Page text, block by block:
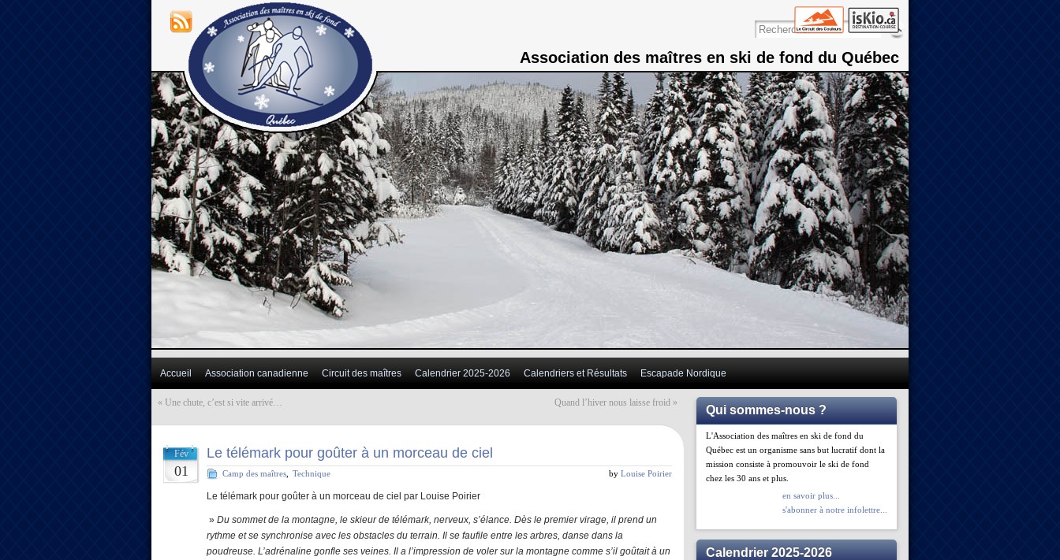
Association des maîtres en ski de fond du Québec
Accueil Association canadienne Circuit des maîtres Calendrier 2025-2026 Calendriers et Résultats Escapade Nordique
« Une chute, c’est si vite arrivé… Quand l’hiver nous laisse froid »
Fév
01
Le télémark pour goûter à un morceau de ciel
Camp des maîtres Technique by Louise Poirier
Le télémark pour goûter à un morceau de ciel par Louise Poirier
» Du sommet de la montagne, le skieur de télémark, nerveux, s’élance. Dès le premier virage, il prend un
rythme et se synchronise avec les obstacles du terrain. Il se faufile entre les arbres, danse dans la
poudreuse. L’adrénaline gonfle ses veines. Il a l’impression de voler sur la montagne comme s’il goûtait à un
Qui sommes-nous ?
L'Association des maîtres en ski de fond du
Québec est un organisme sans but lucratif dont la
mission consiste à promouvoir le ski de fond
chez les 30 ans et plus.
en savoir plus...
s'abonner à notre infolettre...
Calendrier 2025-2026